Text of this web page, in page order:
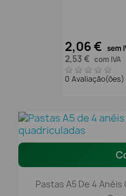
2,06 € sem
2,53 € com IVA
0 Avaliação(ões)
Pastas A5 De 4 Anéis